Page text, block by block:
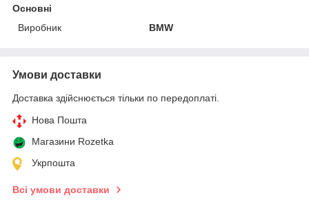
Основні
Виробник
BMW
Умови доставки
Доставка здійснюється тільки по передоплаті.
Нова Пошта
Магазини Rozetka
Укрпошта
Всі умови доставки